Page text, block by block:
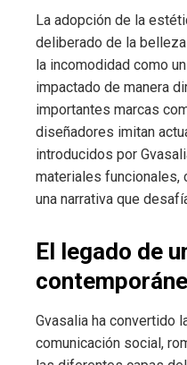
La adopción de la
deliberado de la
la incomodidad como
impactado de manera
importantes marcas
diseñadores imitan
introducidos por
materiales funcionales,
una narrativa que
El legado de
Gvasalia ha convertido
comunicación social,